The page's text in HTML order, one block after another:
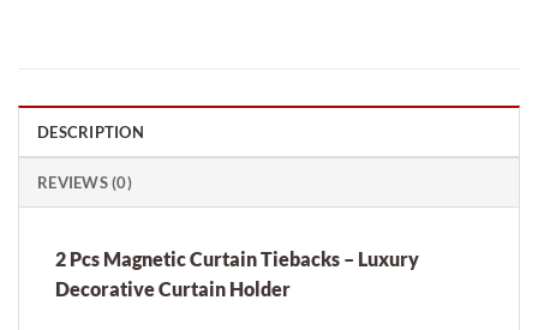
DESCRIPTION
REVIEWS (0)
2 Pcs Magnetic Curtain Tiebacks – Luxury
Decorative Curtain Holder